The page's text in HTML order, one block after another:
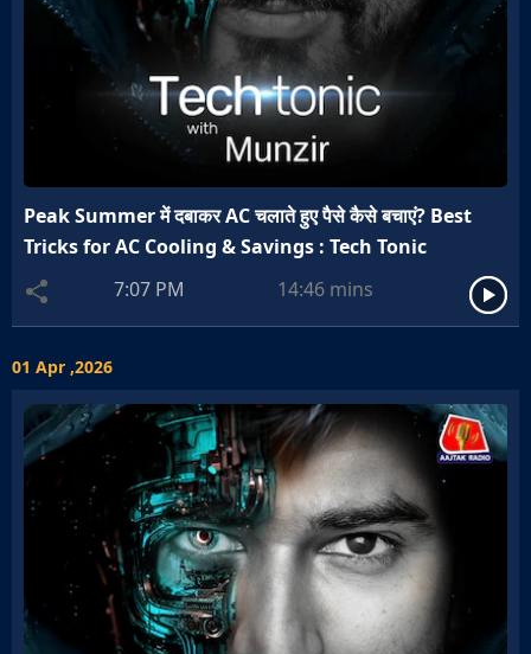
Peak Summer में दबाकर AC चलाते हुए पैसे कैसे बचाएं? Best
Tricks for AC Cooling & Savings : Tech Tonic
7:07 PM
14:46 mins
01 Apr ,2026